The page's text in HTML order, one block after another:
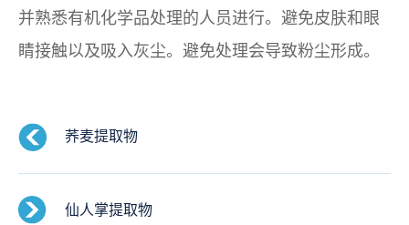
并熟悉有机化学品处理的人员进行。避免皮肤和眼
睛接触以及吸入灰尘。避免处理会导致粉尘形成。
荞麦提取物
仙人掌提取物